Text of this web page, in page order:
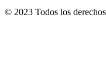
© 2023 Todos los